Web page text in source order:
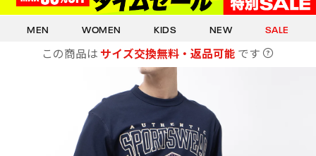
MEN WOMEN KIDS NEW SALE
この商品は サイズ交換無料・返品可能 です